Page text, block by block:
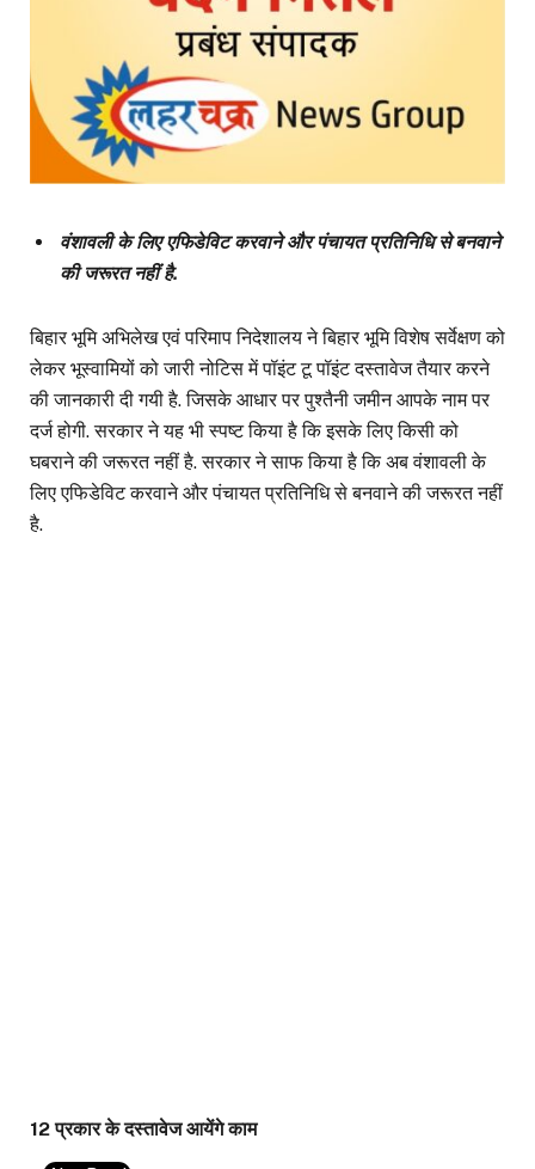
वंशावली के लिए एफिडेविट करवाने और पंचायत प्रतिनिधि से बनवाने
की जरूरत नहीं है.
बिहार भूमि अभिलेख एवं परिमाप निदेशालय ने बिहार भूमि विशेष सर्वेक्षण को
लेकर भूस्वामियों को जारी नोटिस में पॉइंट टू पॉइंट दस्तावेज तैयार करने
की जानकारी दी गयी है. जिसके आधार पर पुश्तैनी जमीन आपके नाम पर
दर्ज होगी. सरकार ने यह भी स्पष्ट किया है कि इसके लिए किसी को
घबराने की जरूरत नहीं है. सरकार ने साफ किया है कि अब वंशावली के
लिए एफिडेविट करवाने और पंचायत प्रतिनिधि से बनवाने की जरूरत नहीं
है.
12 प्रकार के दस्तावेज आयेंगे काम